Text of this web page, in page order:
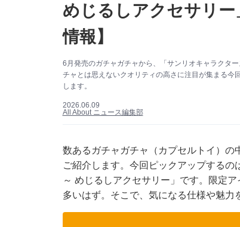
めじるしアクセサリ
情報】
6月発売のガチャガチャから、「サンリオキャラクタ
チャとは思えないクオリティの高さに注目が集まる今
します。
2026.06.09
All About ニュース編集部
数あるガチャガチャ（カプセルトイ）の
ご紹介します。今回ピックアップする
～ めじるしアクセサリー」です。限定
多いはず。そこで、気になる仕様や魅力